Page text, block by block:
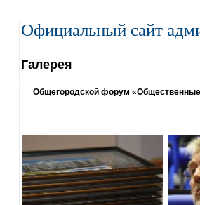
Официальный сайт
Галерея
Общегородской форум «Общественные